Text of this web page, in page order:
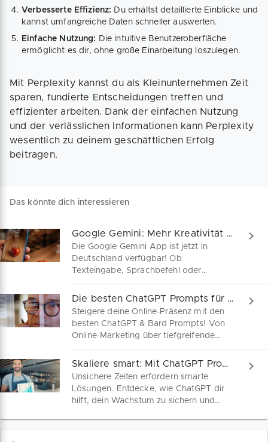
Verbesserte Effizienz: Du erhältst detaillierte Einblicke und
kannst umfangreiche Daten schneller auswerten.
Einfache Nutzung: Die intuitive Benutzeroberfläche
ermöglicht es dir, ohne große Einarbeitung loszulegen.
Mit Perplexity kannst du als Kleinunternehmen Zeit
sparen, fundierte Entscheidungen treffen und
effizienter arbeiten. Dank der einfachen Nutzung
und der verlässlichen Informationen kann Perplexity
wesentlich zu deinem geschäftlichen Erfolg
beitragen.
Das könnte dich interessieren
Google Gemini: Mehr Kreativität für Soloselbständige
Die Google Gemini App ist jetzt in
Deutschland verfügbar! Ob
Texteingabe, Sprachbefehl oder
Bilderkennung – Gemini bietet dir
vielseitige Unterstützung. Erfahre, wie
du die App herunterlädst und optimal
nutzt.
Die besten ChatGPT Prompts für dein Online-Marketing
Steigere deine Online-Präsenz mit den
besten ChatGPT & Bard Prompts! Von
Online-Marketing über tiefgreifende
Recherchen bis hin zu SEO-Optimierung
und Social-Media-Erfolgen – Hier findest
du praktische Prompt Beispiele, die
punkten!
Skaliere smart: Mit ChatGPT Prompts zu mehr Wachstum
Unsichere Zeiten erfordern smarte
Lösungen. Entdecke, wie ChatGPT dir
hilft, dein Wachstum zu sichern und